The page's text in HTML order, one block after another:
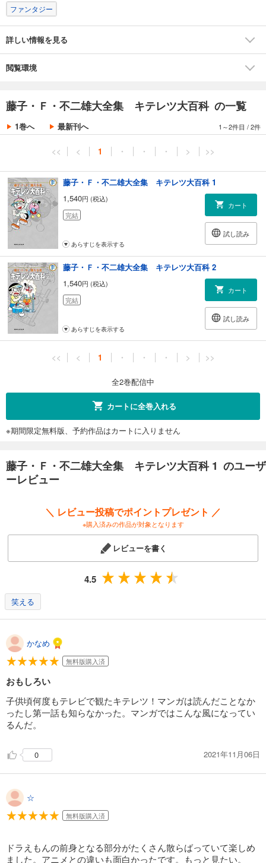
光 74年12月号）／キテレツの団体（こどもの光 75年01月号）／冥府刀
（こどもの光 75年02月号）／一寸ガードマン（こどもの光 75年03月号）
（こどもの光 75年05月号）／サイボーグキンちゃん（こどもの光 75年06
月号）／潜地球（こどもの光 75年07月号）／水ねん土で子どもビル（こ
どもの光 75年08月号）／うらみキャンデー（こどもの光 75年09月号）／
ファンタジー
詳しい情報を見る
閲覧環境
藤子・Ｆ・不二雄大全集 キテレツ大百科 の一覧
1巻へ 最新刊へ 1～2件目 /2件
<< < 1 ・ ・ ・ > >>
藤子・Ｆ・不二雄大全集 キテレツ大百科 1
1,540円 (税込)
完結
カート
試し読み
あらすじを表示する
藤子・Ｆ・不二雄大全集 キテレツ大百科 2
1,540円 (税込)
完結
カート
試し読み
あらすじを表示する
<< < 1 ・ ・ ・ > >>
全2巻配信中
カートに全巻入れる
※期間限定無料版、予約作品はカートに入りません
藤子・Ｆ・不二雄大全集 キテレツ大百科 1 のユーザ
ーレビュー
＼ レビュー投稿でポイントプレゼント ／
※購入済みの作品が対象となります
レビューを書く
4.5
笑える
かなめ
無料版購入済
おもしろい
子供頃何度もテレビで観たキテレツ！マンガは読んだことなか
ったし第一話も知らなかった。マンガではこんな風になってい
るんだ。
0 2021年11月06日
☆
無料版購入済
ドラえもんの前身となる部分がたくさん散らばっていて楽しめ
ました。アニメとの違いも面白かったです。もっと見たい。